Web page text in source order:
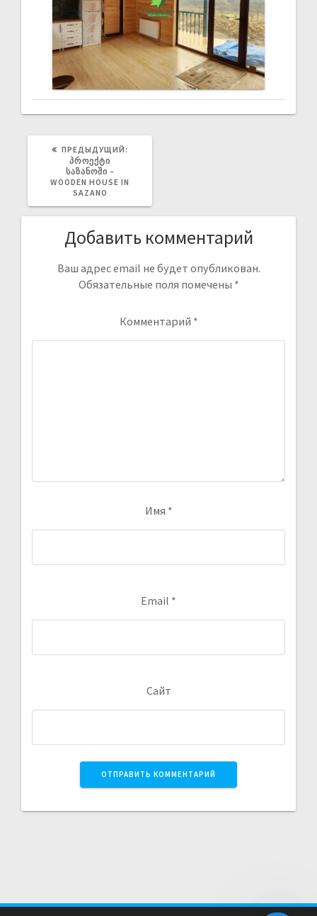
ПРЕДЫДУЩИЙ:
ᲞᲠᲝᲔᲥᲢᲘ
ᲡᲐᲖᲐᲜᲝᲨᲘ –
WOODEN HOUSE IN
SAZANO
Добавить комментарий
Ваш адрес email не будет опубликован.
Обязательные поля помечены *
Комментарий *
Имя *
Email *
Сайт